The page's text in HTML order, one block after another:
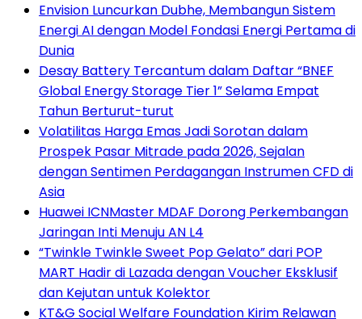
Envision Luncurkan Dubhe, Membangun Sistem
Energi AI dengan Model Fondasi Energi Pertama di
Dunia
Desay Battery Tercantum dalam Daftar “BNEF
Global Energy Storage Tier 1” Selama Empat
Tahun Berturut-turut
Volatilitas Harga Emas Jadi Sorotan dalam
Prospek Pasar Mitrade pada 2026, Sejalan
dengan Sentimen Perdagangan Instrumen CFD di
Asia
Huawei ICNMaster MDAF Dorong Perkembangan
Jaringan Inti Menuju AN L4
“Twinkle Twinkle Sweet Pop Gelato” dari POP
MART Hadir di Lazada dengan Voucher Eksklusif
dan Kejutan untuk Kolektor
KT&G Social Welfare Foundation Kirim Relawan